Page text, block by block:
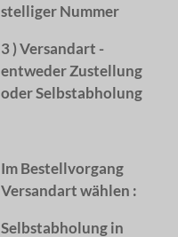
stelliger Nummer
3 ) Versandart -
entweder Zustellung
oder Selbstabholung
Im Bestellvorgang
Versandart wählen :
Selbstabholung in